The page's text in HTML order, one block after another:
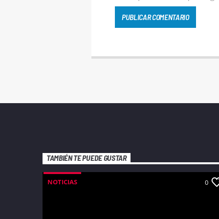
TAMBIÉN TE PUEDE GUSTAR
NOTICIAS 0